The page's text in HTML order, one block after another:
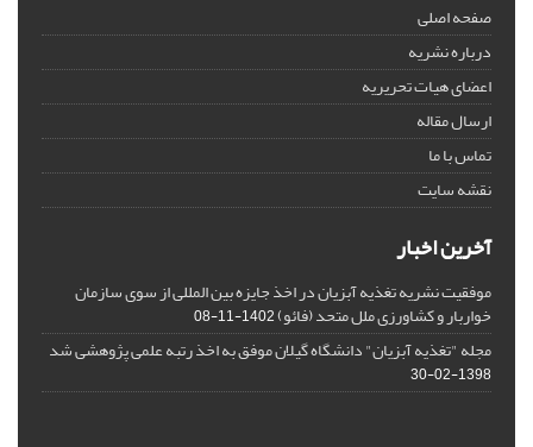
صفحه اصلی
درباره نشریه
اعضای هیات تحریریه
ارسال مقاله
تماس با ما
نقشه سایت
آخرین اخبار
موفقیت نشریه تغذیه آبزیان در اخذ جایزه بین المللی از سوی سازمان
خواربار و کشاورزی ملل متحد (فائو)1402-11-08
مجله "تغذیه آبزیان" دانشگاه گیلان موفق به اخذ رتبه علمی پژوهشی شد
1398-02-30